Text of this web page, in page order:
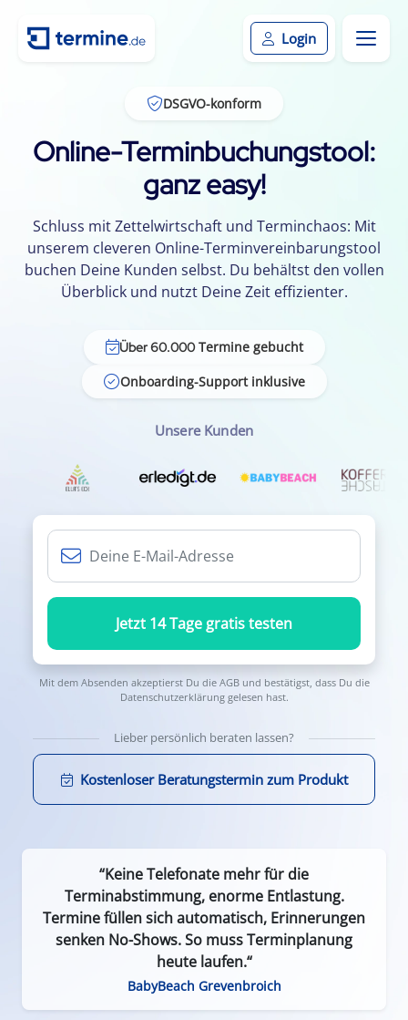
Login
DSGVO-konform
Online-Terminbuchungstool:
ganz easy!
Schluss mit Zettelwirtschaft und Terminchaos: Mit
unserem cleveren Online-Terminvereinbarungstool
buchen Deine Kunden selbst. Du behältst den vollen
Überblick und nutzt Deine Zeit effizienter.
Über 60.000Termine gebucht
Onboarding-Support inklusive
Unsere Kunden
Jetzt 14 Tage gratis testen
Mit dem Absenden akzeptierst Du die AGBund bestätigst, dass Du die
Datenschutzerklärunggelesen hast.
Lieber persönlich beraten lassen?
Kostenloser Beratungstermin zum Produkt
“Keine Telefonate mehr für die
Terminabstimmung, enorme Entlastung.
Termine füllen sich automatisch, Erinnerungen
senken No-Shows. So muss Terminplanung
heute laufen.“
BabyBeach Grevenbroich
Effizient & zeitsparend:
Weniger Leerlauf durch Terminausfälle
Einfach & flexibel:
Keine App oder Installation nötig